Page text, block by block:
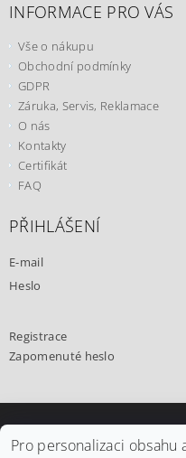
INFORMACE PRO VÁS
Vše o nákupu
Obchodní podmínky
GDPR
Záruka, Servis, Reklamace
O nás
Kontakty
Certifikát
FAQ
PŘIHLÁŠENÍ
E-mail
Heslo
Registrace
Zapomenuté heslo
Office24.cz , všechna
Pro personalizaci obsahu